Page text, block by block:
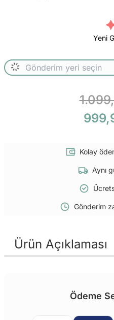
Yeni
Kolay
Aynı
Gönderim
Ürün Açıklaması
Ödeme